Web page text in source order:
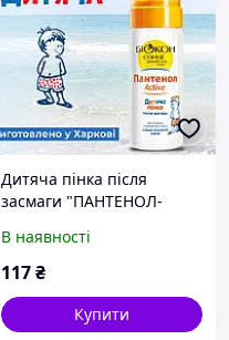
Дитяча пінка після
засмаги "ПАНТЕНОЛ-
В наявності
117₴
Купити